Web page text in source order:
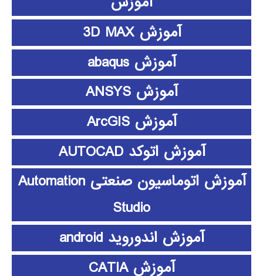
آموزش 3D MAX
آموزش abaqus
آموزش ANSYS
آموزش ArcGIS
آموزش اتوکد AUTOCAD
آموزش اتوماسیون صنعتی Automation
Studio
آموزش اندوروید android
آموزش CATIA